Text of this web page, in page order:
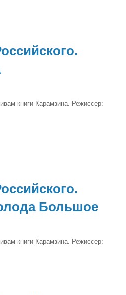
книги Карамзина. Режиссер:
Большое
книги Карамзина. Режиссер: